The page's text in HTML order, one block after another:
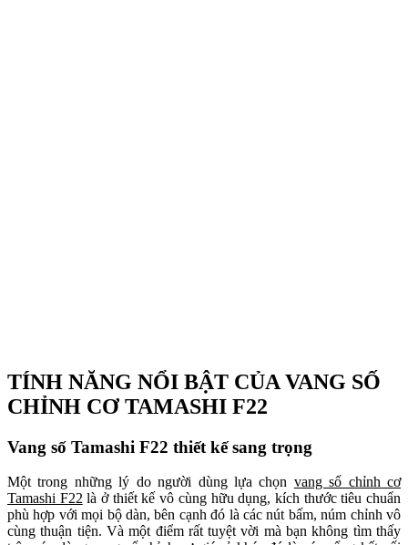
TÍNH NĂNG NỔI BẬT CỦA VANG SỐ
CHỈNH CƠ TAMASHI F22
Vang số Tamashi F22 thiết kế sang trọng
Một trong những lý do người dùng lựa chọn vang số chỉnh cơ
Tamashi F22 là ở thiết kế vô cùng hữu dụng, kích thước tiêu chuẩn
phù hợp với mọi bộ dàn, bên cạnh đó là các nút bấm, núm chỉnh vô
cùng thuận tiện. Và một điểm rất tuyệt vời mà bạn không tìm thấy